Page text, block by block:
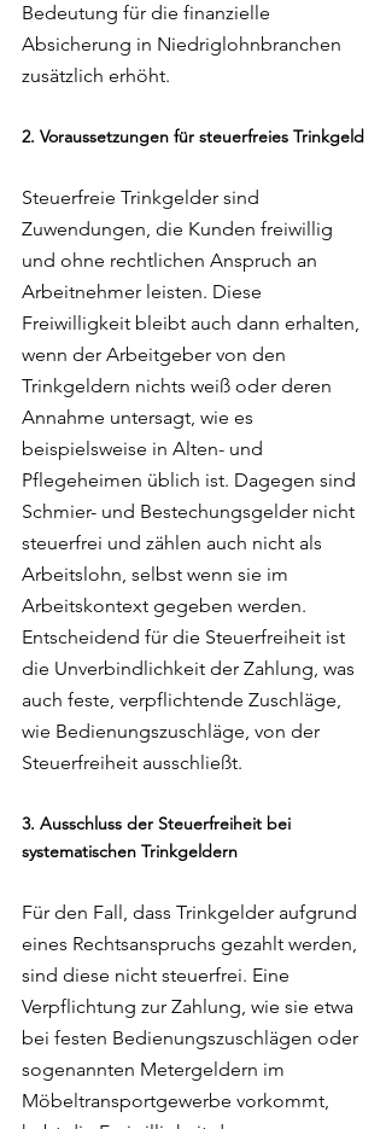
Bedeutung für die finanzielle
Absicherung in Niedriglohnbranchen
zusätzlich erhöht.
2. Voraussetzungen für steuerfreies Trinkgeld
Steuerfreie Trinkgelder sind
Zuwendungen, die Kunden freiwillig
und ohne rechtlichen Anspruch an
Arbeitnehmer leisten. Diese
Freiwilligkeit bleibt auch dann erhalten,
wenn der Arbeitgeber von den
Trinkgeldern nichts weiß oder deren
Annahme untersagt, wie es
beispielsweise in Alten- und
Pflegeheimen üblich ist. Dagegen sind
Schmier- und Bestechungsgelder nicht
steuerfrei und zählen auch nicht als
Arbeitslohn, selbst wenn sie im
Arbeitskontext gegeben werden.
Entscheidend für die Steuerfreiheit ist
die Unverbindlichkeit der Zahlung, was
auch feste, verpflichtende Zuschläge,
wie Bedienungszuschläge, von der
Steuerfreiheit ausschließt.
3. Ausschluss der Steuerfreiheit bei
systematischen Trinkgeldern
Für den Fall, dass Trinkgelder aufgrund
eines Rechtsanspruchs gezahlt werden,
sind diese nicht steuerfrei. Eine
Verpflichtung zur Zahlung, wie sie etwa
bei festen Bedienungszuschlägen oder
sogenannten Metergeldern im
Möbeltransportgewerbe vorkommt,